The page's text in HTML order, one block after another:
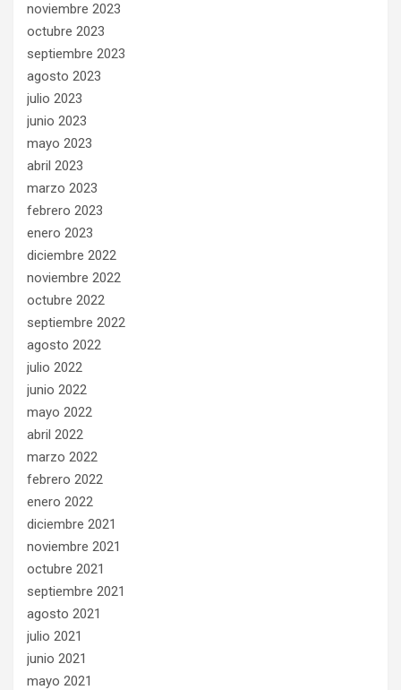
noviembre 2023
octubre 2023
septiembre 2023
agosto 2023
julio 2023
junio 2023
mayo 2023
abril 2023
marzo 2023
febrero 2023
enero 2023
diciembre 2022
noviembre 2022
octubre 2022
septiembre 2022
agosto 2022
julio 2022
junio 2022
mayo 2022
abril 2022
marzo 2022
febrero 2022
enero 2022
diciembre 2021
noviembre 2021
octubre 2021
septiembre 2021
agosto 2021
julio 2021
junio 2021
mayo 2021